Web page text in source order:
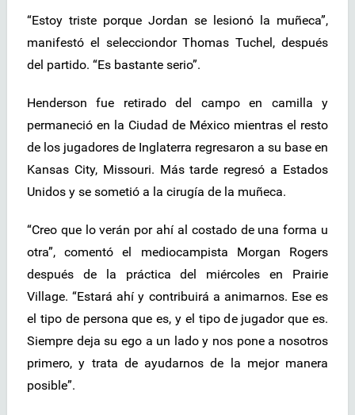
“Estoy triste porque Jordan se lesionó la muñeca”,
manifestó el selecciondor Thomas Tuchel, después
del partido. “Es bastante serio”.
Henderson fue retirado del campo en camilla y
permaneció en la Ciudad de México mientras el resto
de los jugadores de Inglaterra regresaron a su base en
Kansas City, Missouri. Más tarde regresó a Estados
Unidos y se sometió a la cirugía de la muñeca.
“Creo que lo verán por ahí al costado de una forma u
otra”, comentó el mediocampista Morgan Rogers
después de la práctica del miércoles en Prairie
Village. “Estará ahí y contribuirá a animarnos. Ese es
el tipo de persona que es, y el tipo de jugador que es.
Siempre deja su ego a un lado y nos pone a nosotros
primero, y trata de ayudarnos de la mejor manera
posible”.